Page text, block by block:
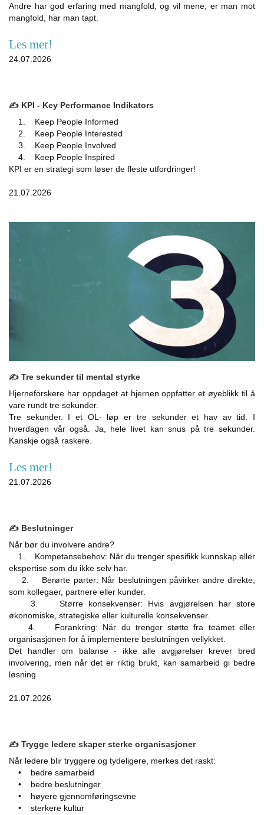
Andre har god erfaring med mangfold, og vil mene; er man mot
mangfold, har man tapt.
Les mer!
24.07.2026
✍️ KPI - Key Performance Indikators
1. Keep People Informed
2. Keep People Interested
3. Keep People Involved
4. Keep People Inspired
KPI er en strategi som løser de fleste utfordringer!
21.07.2026
✍️ Tre sekunder til mental styrke
Hjerneforskere har oppdaget at hjernen oppfatter et øyeblikk til å
vare rundt tre sekunder.
Tre sekunder. I et OL- løp er tre sekunder et hav av tid. I
hverdagen vår også. Ja, hele livet kan snus på tre sekunder.
Kanskje også raskere.
Les mer!
21.07.2026
✍️ Beslutninger
Når bør du involvere andre?
1. Kompetansebehov: Når du trenger spesifikk kunnskap eller
ekspertise som du ikke selv har.
2. Berørte parter: Når beslutningen påvirker andre direkte,
som kollegaer, partnere eller kunder.
3. Større konsekvenser: Hvis avgjørelsen har store
økonomiske, strategiske eller kulturelle konsekvenser.
4. Forankring: Når du trenger støtte fra teamet eller
organisasjonen for å implementere beslutningen vellykket.
Det handler om balanse - ikke alle avgjørelser krever bred
involvering, men når det er riktig brukt, kan samarbeid gi bedre
løsning
21.07.2026
✍️ Trygge ledere skaper sterke organisasjoner
Når ledere blir tryggere og tydeligere, merkes det raskt:
• bedre samarbeid
• bedre beslutninger
• høyere gjennomføringsevne
• sterkere kultur